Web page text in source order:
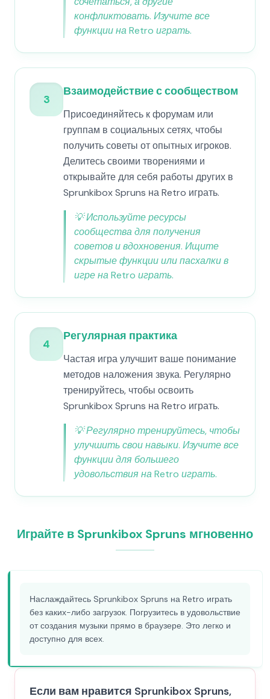
конфликтовать. Изучите все
функции на Retro играть.
3
Взаимодействие с сообществом
Присоединяйтесь к форумам или
группам в социальных сетях, чтобы
получить советы от опытных игроков.
Делитесь своими творениями и
открывайте для себя работы других в
Sprunkibox Spruns на Retro играть.
💡Используйте ресурсы
сообщества для получения
советов и вдохновения. Ищите
скрытые функции или пасхалки в
игре на Retro играть.
4
Регулярная практика
Частая игра улучшит ваше понимание
методов наложения звука. Регулярно
тренируйтесь, чтобы освоить
Sprunkibox Spruns на Retro играть.
💡Регулярно тренируйтесь, чтобы
улучшить свои навыки. Изучите все
функции для большего
удовольствия на Retro играть.
Играйте в Sprunkibox Spruns мгновенно
Наслаждайтесь Sprunkibox Spruns на Retro играть
без каких-либо загрузок. Погрузитесь в удовольствие
от создания музыки прямо в браузере. Это легко и
доступно для всех.
Если вам нравится Sprunkibox Spruns,